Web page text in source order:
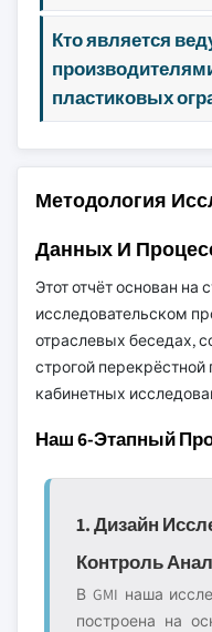
Кто является
пластиковых
Методология
Данных И
Этот отчёт основан на
исследовательском
отраслевых беседах,
строгой перекрёстной
кабинетных
Наш 6-Этапный
1. Дизайн
Контроль
В GMI наша
построена на